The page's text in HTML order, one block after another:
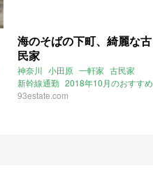
海のそばの下町、綺麗な古
民家
神奈川 小田原 一軒家 古民家
新幹線通勤 2018年10月のおすすめ
93estate.com